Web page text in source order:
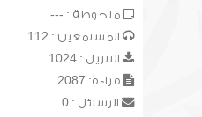
ملحوظة : ---
المستمعين : 112
التنزيل : 1024
قراءة: 2087
الرسائل : 0